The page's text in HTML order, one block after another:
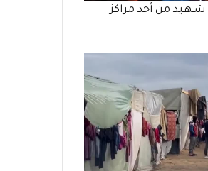
من أحد مراكز